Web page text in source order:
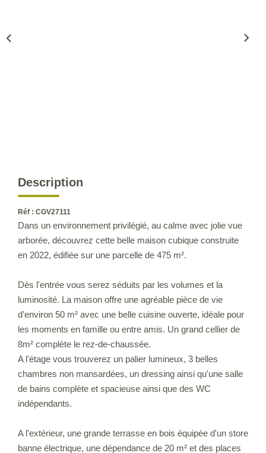
Description
Réf : CGV27111
Dans un environnement privilégié, au calme avec jolie vue
arborée, découvrez cette belle maison cubique construite
en 2022, édifiée sur une parcelle de 475 m².
Dès l'entrée vous serez séduits par les volumes et la
luminosité. La maison offre une agréable pièce de vie
d'environ 50 m² avec une belle cuisine ouverte, idéale pour
les moments en famille ou entre amis. Un grand cellier de
8m² complète le rez-de-chaussée.
A l'étage vous trouverez un palier lumineux, 3 belles
chambres non mansardées, un dressing ainsi qu'une salle
de bains complète et spacieuse ainsi que des WC
indépendants.
A l'extérieur, une grande terrasse en bois équipée d'un store
banne électrique, une dépendance de 20 m² et des places